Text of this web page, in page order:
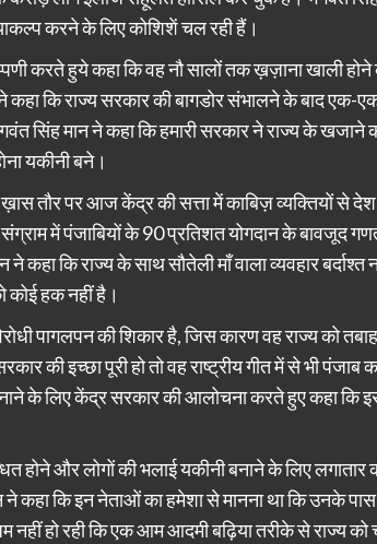
करने के लिए कोशिशें चल रही हैं।
करते हुये कहा कि वह नौ सालों तक ख़ज़ाना खाली
कहा कि राज्य सरकार की बागडोर संभालने के बाद एक-
सिंह मान ने कहा कि हमारी सरकार ने राज्य के
यकीनी बने।
तौर पर आज केंद्र की सत्ता में काबिज़ व्यक्तियों से
में पंजाबियों के 90 प्रतिशत योगदान के बावजूद
ने कहा कि राज्य के साथ सौतेली माँ वाला व्यवहार
कोई हक नहीं है।
पागलपन की शिकार है, जिस कारण वह राज्य को
की इच्छा पूरी हो तो वह राष्ट्रीय गीत में से भी
के लिए केंद्र सरकार की आलोचना करते हुए कहा कि
होने और लोगों की भलाई यकीनी बनाने के लिए लगातार
कहा कि इन नेताओं का हमेशा से मानना था कि उनके
हो रही कि एक आम आदमी बढ़िया तरीके से राज्य को